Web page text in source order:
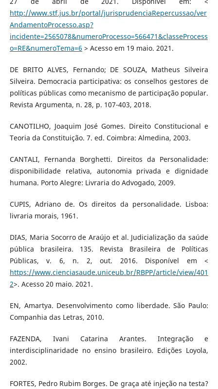
http://www.stf.jus.br/portal/jurisprudenciaRepercussao/ver
AndamentoProcesso.asp?
incidente=2565078&numeroProcesso=566471&classeProcess
o=RE&numeroTema=6 > Acesso em 19 maio. 2021.
DE BRITO ALVES, Fernando; DE SOUZA, Matheus Silveira
Silveira. Democracia participativa: os conselhos gestores de
políticas públicas como mecanismo de participação popular.
Revista Argumenta, n. 28, p. 107-403, 2018.
CANOTILHO, Joaquim José Gomes. Direito Constitucional e
Teoria da Constituição. 7. ed. Coimbra: Almedina, 2003.
CANTALI, Fernanda Borghetti. Direitos da Personalidade:
disponibilidade relativa, autonomia privada e dignidade
humana. Porto Alegre: Livraria do Advogado, 2009.
CUPIS, Adriano de. Os direitos da personalidade. Lisboa:
livraria morais, 1961.
DIAS, Maria Socorro de Araújo et al. Judicialização da saúde
pública brasileira. 135. Revista Brasileira de Políticas
Públicas, v. 6, n. 2, out. 2016. Disponível em <
https://www.cienciasaude.uniceub.br/RBPP/article/view/401
2>. Acesso 20 maio. 2021.
EN, Amartya. Desenvolvimento como liberdade. São Paulo:
Companhia das Letras, 2010.
FAZENDA, Ivani Catarina Arantes. Integração e
interdisciplinaridade no ensino brasileiro. Edições Loyola,
2002.
FORTES, Pedro Rubim Borges. De graça até injeção na testa?